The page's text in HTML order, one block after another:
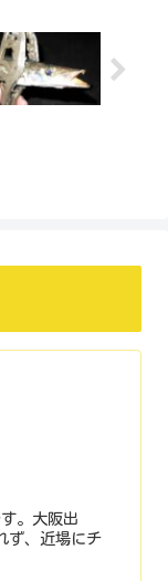
。大阪出
ず、近場にチ